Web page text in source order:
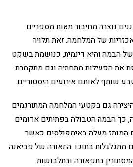
נוצרה מחיבור מאות מספריים
של המלחמה. זאת תלויה
הבמה והיא דינמית, כנושמת בשקט
את הפעילות מתחתיה וגם מתקמרת
שותף לאותם אירועים היסטוריים.
גם בקטעי המלחמה המתורגמים
כך הבמה הטבולה בפתיתים אדומים
המותז מעלה באימפולסים כאשר
מתגלגלות בתוכו. התאורה של פביאנה
בתפאורה ובתלבושות.